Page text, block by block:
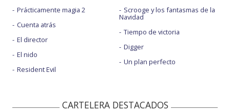
Prácticamente magia 2
Cuenta atrás
El director
El nido
Resident Evil
Scrooge y los fantasmas de la
Navidad
Tiempo de victoria
Digger
Un plan perfecto
CARTELERA DESTACADOS